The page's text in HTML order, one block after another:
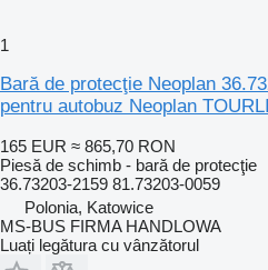
1
Bară de protecţie Neoplan
pentru autobuz Neoplan
165 EUR ≈ 865,70 RON
Piesă de schimb - bară de protecţie
36.73203-2159 81.73203-0059
Polonia, Katowice
MS-BUS FIRMA HANDLOWA
Luați legătura cu vânzătorul